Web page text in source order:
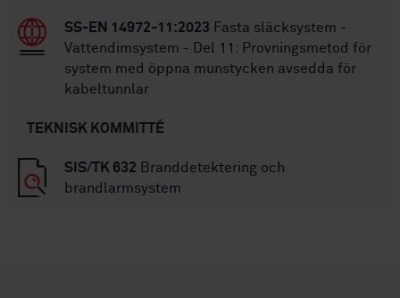
SS-EN 14972-11:2023 Fasta släcksystem -
Vattendimsystem - Del 11: Provningsmetod för
system med öppna munstycken avsedda för
kabeltunnlar
TEKNISK KOMMITTÉ
SIS/TK 632 Branddetektering och
brandlarmsystem